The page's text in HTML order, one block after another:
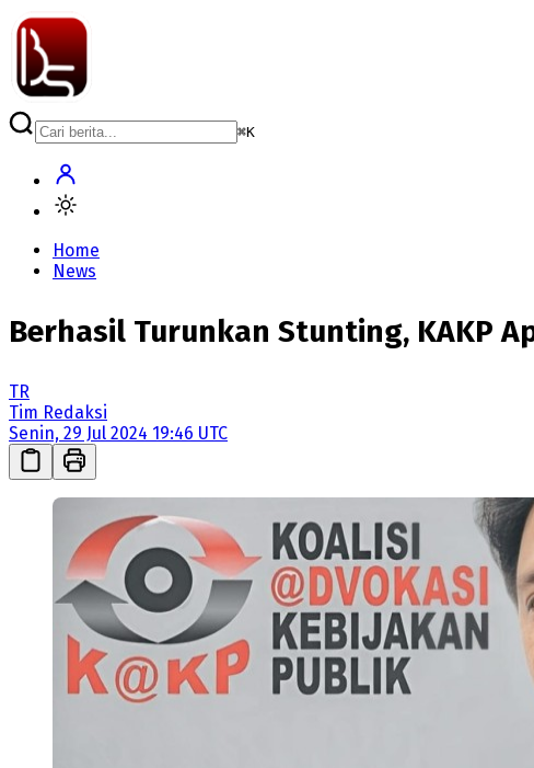
⌘K
Home
News
Berhasil Turunkan Stunting, KAKP
TR
Tim Redaksi
Senin, 29 Jul 2024 19:46 UTC